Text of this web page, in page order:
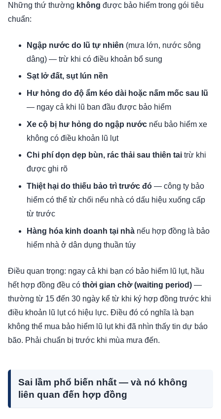
Những thứ thường không được bảo hiểm trong gói tiêu
chuẩn:
Ngập nước do lũ tự nhiên (mưa lớn, nước sông
dâng) — trừ khi có điều khoản bổ sung
Sạt lở đất, sụt lún nền
Hư hỏng do độ ẩm kéo dài hoặc nấm mốc sau lũ
— ngay cả khi lũ ban đầu được bảo hiểm
Xe cộ bị hư hỏng do ngập nước nếu bảo hiểm xe
không có điều khoản lũ lụt
Chi phí dọn dẹp bùn, rác thải sau thiên tai trừ khi
được ghi rõ
Thiệt hại do thiếu bảo trì trước đó — công ty bảo
hiểm có thể từ chối nếu nhà có dấu hiệu xuống cấp
từ trước
Hàng hóa kinh doanh tại nhà nếu hợp đồng là bảo
hiểm nhà ở dân dụng thuần túy
Điều quan trọng: ngay cả khi bạn có bảo hiểm lũ lụt, hầu
hết hợp đồng đều có thời gian chờ (waiting period) —
thường từ 15 đến 30 ngày kể từ khi ký hợp đồng trước khi
điều khoản lũ lụt có hiệu lực. Điều đó có nghĩa là bạn
không thể mua bảo hiểm lũ lụt khi đã nhìn thấy tin dự báo
bão. Phải chuẩn bị trước khi mùa mưa đến.
Sai lầm phổ biến nhất — và nó không
liên quan đến hợp đồng